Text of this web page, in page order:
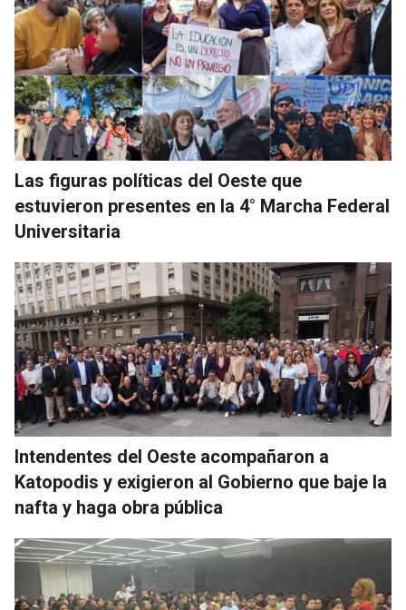
Las figuras políticas del Oeste que
estuvieron presentes en la 4° Marcha Federal
Universitaria
Intendentes del Oeste acompañaron a
Katopodis y exigieron al Gobierno que baje la
nafta y haga obra pública